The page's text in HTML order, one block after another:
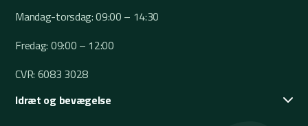
Mandag-torsdag: 09:00 – 14:30
Fredag: 09:00 – 12:00
CVR: 6083 3028
Idræt og bevægelse